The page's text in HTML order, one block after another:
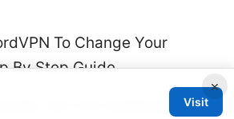
To Change Your
By Step Guide
vpn isnt working and
×
Visit